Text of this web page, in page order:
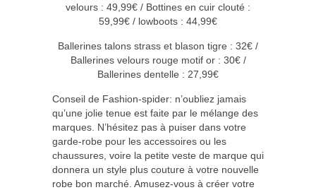
velours : 49,99€ / Bottines en cuir clouté :
59,99€ / lowboots : 44,99€
Ballerines talons strass et blason tigre : 32€ /
Ballerines velours rouge motif or : 30€ /
Ballerines dentelle : 27,99€
Conseil de Fashion-spider: n’oubliez jamais
qu’une jolie tenue est faite par le mélange des
marques. N’hésitez pas à puiser dans votre
garde-robe pour les accessoires ou les
chaussures, voire la petite veste de marque qui
donnera un style plus couture à votre nouvelle
robe bon marché. Amusez-vous à créer votre